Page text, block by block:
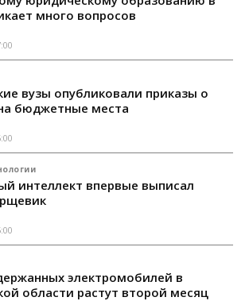
много вопросов
вузы опубликовали приказы о
бюджетные места
интеллект впервые выписал
электромобилей в
области растут второй месяц